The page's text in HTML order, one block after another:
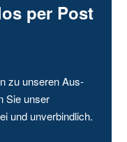
per Post
zu unseren Aus-
Sie unser
und unverbindlich.